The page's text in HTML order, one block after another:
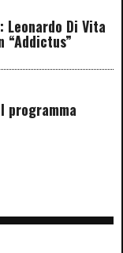
Di Vita
programma